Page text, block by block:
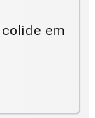
em